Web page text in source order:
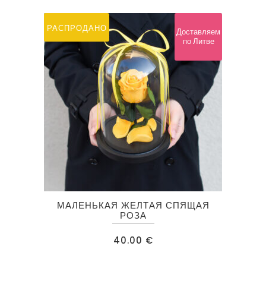
РАСПРОДАНО
МАЛЕНЬКАЯ ЖЕЛТАЯ СПЯЩАЯ
РОЗА
40.00 €
Доставляем
по Литве